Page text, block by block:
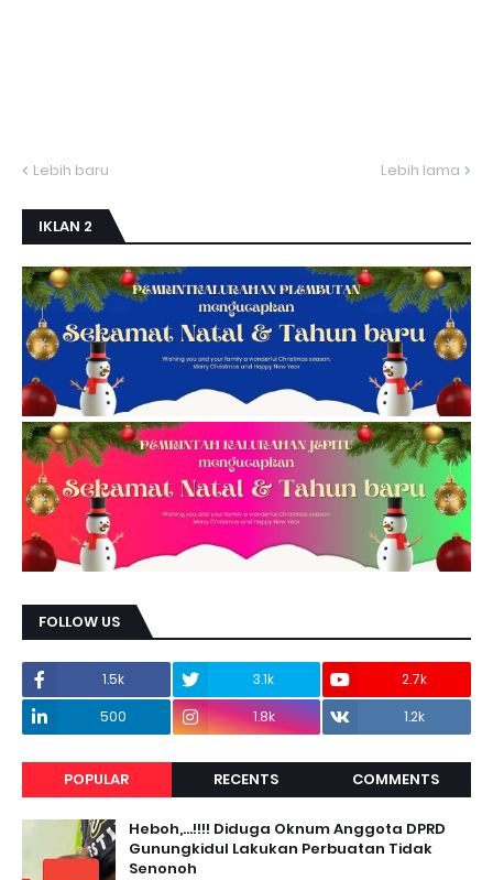
Lebih baru Lebih lama
IKLAN 2
FOLLOW US
1.5k 3.1k
2.7k
500
1.8k 1.2k
POPULAR RECENTS COMMENTS
Heboh,...!!!! Diduga Oknum Anggota DPRD
Gunungkidul Lakukan Perbuatan Tidak
Senonoh